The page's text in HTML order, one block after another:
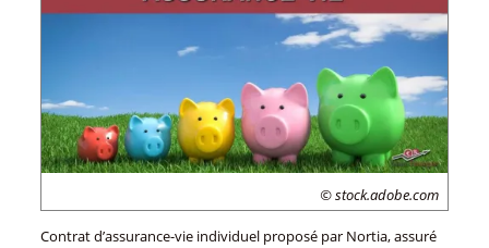
© stock.adobe.com
Contrat d’assurance-vie individuel proposé par Nortia, assuré